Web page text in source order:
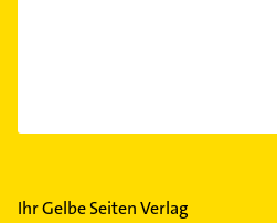
Ihr Gelbe Seiten Verlag